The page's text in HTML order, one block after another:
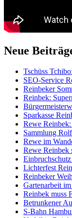
Neue
Tschüss
SEO-Service
Reinbeker
Reinbek:
Sparkasse
Rewe
Sammlung
Rewe im
Rewe Reinbek
Lichterfest
Reinbeker
Gartenarbeit
Reinbek muss
Betrunkener
S-Bahn